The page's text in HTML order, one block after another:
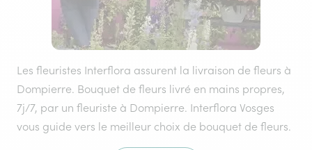
Les fleuristes Interflora assurent la livraison de fleurs à
Dompierre. Bouquet de fleurs livré en mains propres,
7j/7, par un fleuriste à Dompierre. Interflora Vosges
vous guide vers le meilleur choix de bouquet de fleurs.